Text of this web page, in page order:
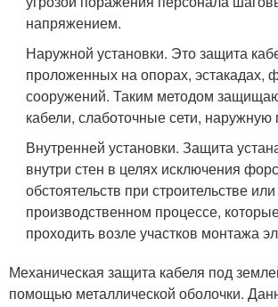
напряжением.
Наружной установки. Это защита
проложенных на опорах, эстакадах,
сооружений. Таким методом
кабели, слаботочные сети, наружную
Внутренней установки. Защита
внутри стен в целях исключения
обстоятельств при строительстве или
производственном процессе,
проходить возле участков монтажа
Механическая защита кабеля под
помощью металлической оболочки.